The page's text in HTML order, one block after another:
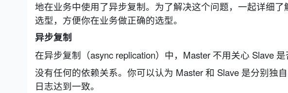
地在业务中使用了异步复制。为了解决这个问题，一起详细
选型，方便你在业务做正确的选型。
异步复制
在异步复制（async replication）中，Master 不用关心 Slave
没有任何的依赖关系。你可以认为 Master 和 Slave 是分别独
日志达到一致。